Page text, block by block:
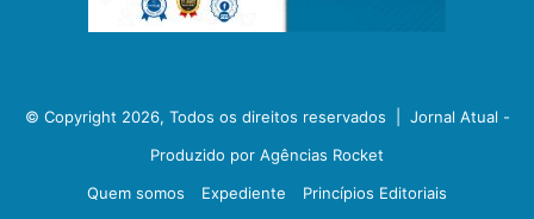
© Copyright 2026, Todos os direitos reservados | Jornal Atual -
Produzido por Agências Rocket
Quem somos
Expediente
Princípios Editoriais